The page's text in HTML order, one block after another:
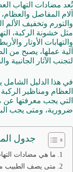
تُعد مضادات التهاب
آلام المفاصل
والتورم وتخفيف الألم
مثل خشونة الركبة،
والتهابات الأوتار
آلية عملها، يصبح من
لتجنب الآثار الجانبية
في هذا الدليل
العظام ومناظير
التي يجب معرفتها عن
ضرورية، ومتى يجب
جدول
ما هي مضادات
متى يصف الطبيب